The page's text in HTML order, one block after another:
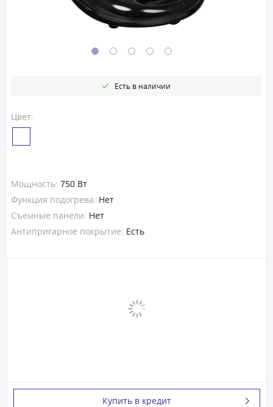
Цвет:
Есть в наличии
Мощность: 750 Вт
Функция подогрева: Нет
Съемные панели: Нет
Антипригарное покрытие: Есть
Купить в кредит